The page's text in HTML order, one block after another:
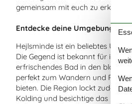
gemeinsam mit euch zu erkunden.
Entdecke deine Umgebung
Hejlsminde ist ein beliebtes
Die Gegend ist bekannt für ihren
erfrischendes Bad in den blauen
perfekt zum Wandern und
bieten. Die Region lockt zudem
Kolding und besichtige das